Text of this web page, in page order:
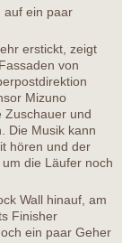
auf ein paar
erstickt, zeigt
von
Mizuno
Zuschauer und
Die Musik kann
hören und der
die Läufer noch
Wall hinauf, am
Finisher
ein paar Geher